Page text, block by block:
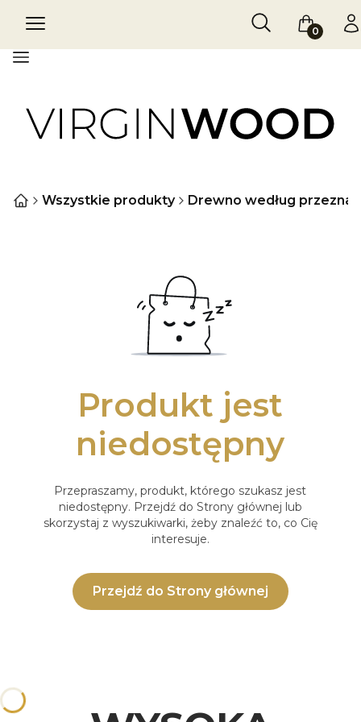
Menu Otwórz
Szukaj Koszyk
Menu
Wszystkie produkty Drewno według
Produkt jest
niedostępny
Przepraszamy, produkt, którego szukasz jest
niedostępny. Przejdź do Strony głównej lub
skorzystaj z wyszukiwarki, żeby znaleźć to, co Cię
interesuje.
Przejdź do Strony głównej